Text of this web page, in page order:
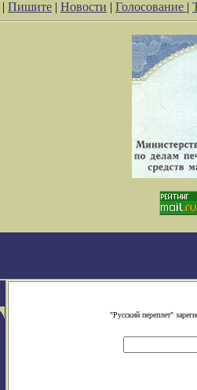
| Пишите | Новости | Голосование |
"Русский переплет"